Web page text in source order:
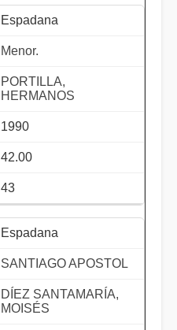
Espadana
Menor.
PORTILLA,
HERMANOS
1990
42.00
43
Espadana
SANTIAGO APOSTOL
DÍEZ SANTAMARÍA,
MOISÉS